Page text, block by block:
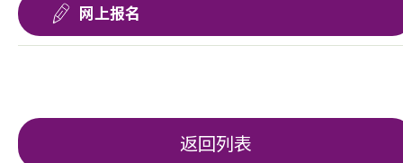
网上报名
返回列表